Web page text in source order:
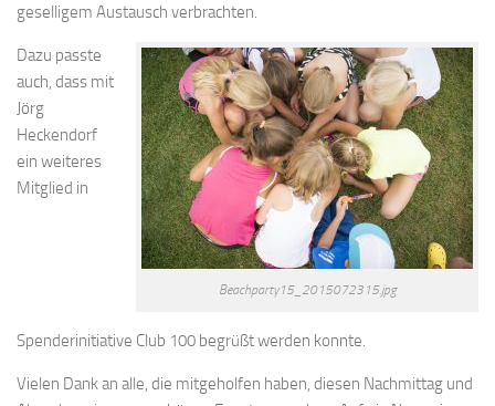
geselligem Austausch verbrachten.
Beachparty15_2015072315.jpg
Dazu passte
auch, dass mit
Jörg
Heckendorf
ein weiteres
Mitglied in
Spenderinitiative Club 100 begrüßt werden konnte.
Vielen Dank an alle, die mitgeholfen haben, diesen Nachmittag und